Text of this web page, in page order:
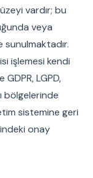
vardır; bu
veya
işlemesi kendi
LGPD,
bölgelerinde
sistemine geri
onay